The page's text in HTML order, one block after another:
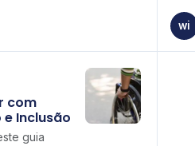
com
Inclusão
guia
wi